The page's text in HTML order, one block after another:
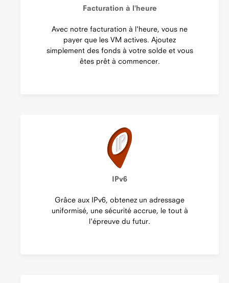
Facturation à l'heure
Avec notre facturation à l'heure, vous ne
payer que les VM actives. Ajoutez
simplement des fonds à votre solde et vous
êtes prêt à commencer.
IPv6
Grâce aux IPv6, obtenez un adressage
uniformisé, une sécurité accrue, le tout à
l'épreuve du futur.